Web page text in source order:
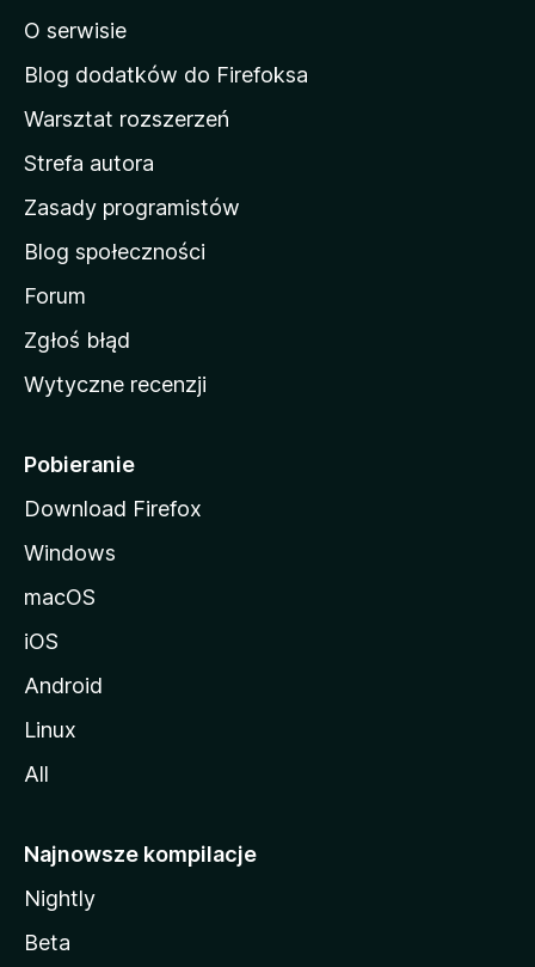
a
d
m
o
w
M
o
z
l
i
O serwisie
Blog dodatków do Firefoksa
Warsztat rozszerzeń
Strefa autora
Zasady programistów
Blog społeczności
Forum
Zgłoś błąd
Wytyczne recenzji
Pobieranie
Download Firefox
Windows
macOS
iOS
Android
Linux
All
Najnowsze kompilacje
Nightly
Beta